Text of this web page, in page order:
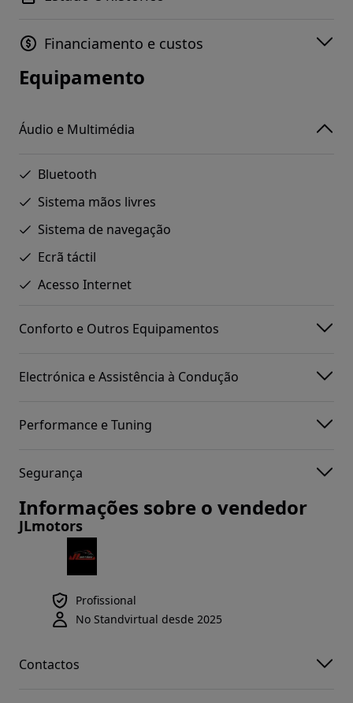
Financiamento e custos
Equipamento
Áudio e Multimédia
Bluetooth
Sistema mãos livres
Sistema de navegação
Ecrã táctil
Acesso Internet
Conforto e Outros Equipamentos
Electrónica e Assistência à Condução
Performance e Tuning
Segurança
Informações sobre o vendedor
JLmotors
Profissional
No Standvirtual desde 2025
Contactos